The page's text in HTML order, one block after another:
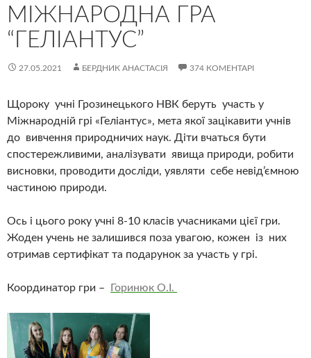
МІЖНАРОДНА ГРА
“ГЕЛІАНТУС”
27.05.2021 БЕРДНИК АНАСТАСІЯ 374 КОМЕНТАРІ
Щороку учні Грозинецького НВК беруть участь у
Міжнародній грі «Геліантус», мета якої зацікавити учнів
до вивчення природничих наук. Діти вчаться бути
спостережливими, аналізувати явища природи, робити
висновки, проводити досліди, уявляти себе невід’ємною
частиною природи.
Ось і цього року учні 8-10 класів учасниками цієї гри.
Жоден учень не залишився поза увагою, кожен із них
отримав сертифікат та подарунок за участь у грі.
Координатор гри – Горинюк О.І.